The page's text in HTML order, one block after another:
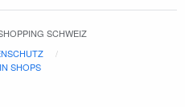
SCHWEIZ
SHOPS